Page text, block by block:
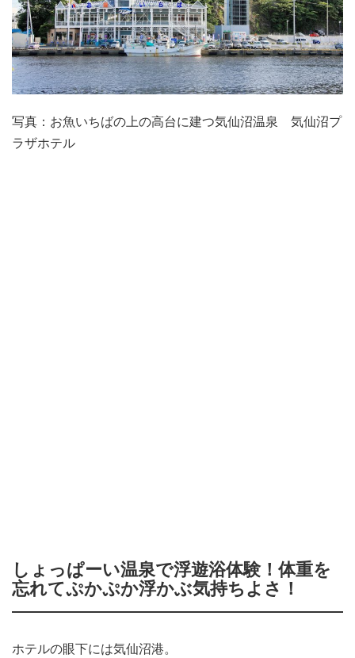
写真：お魚いちばの上の高台に建つ気仙沼温泉 気仙沼プ
ラザホテル
しょっぱーい温泉で浮遊浴体験！体重を
忘れてぷかぷか浮かぶ気持ちよさ！
ホテルの眼下には気仙沼港。